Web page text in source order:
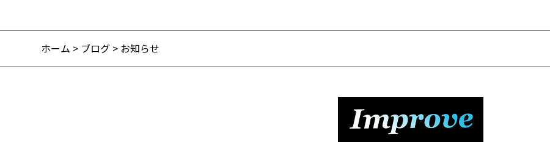
ホーム > ブログ > お知らせ